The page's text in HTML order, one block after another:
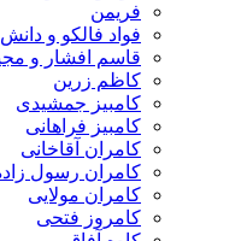
فواد فالکو و دانش عسکری
قاسم افشار و مجید مکس
کاظم زرین
کامبیز جمشیدی
کامبیز فراهانی
کامران آقاخانی
کامران رسول زاده
کامران مولایی
کامروز فتحی